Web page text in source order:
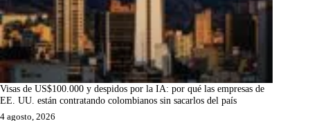
Visas de US$100.000 y despidos por la IA: por qué las empresas de
EE. UU. están contratando colombianos sin sacarlos del país
4 agosto, 2026